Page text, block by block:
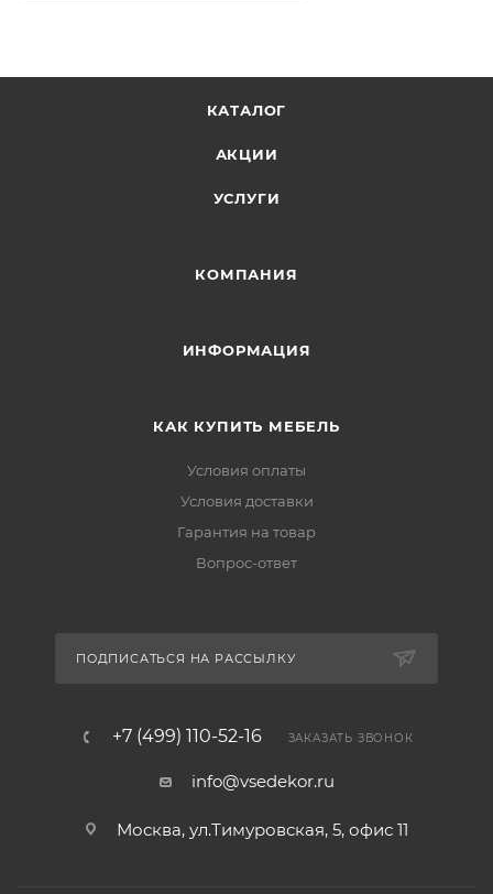
КАТАЛОГ
АКЦИИ
УСЛУГИ
КОМПАНИЯ
ИНФОРМАЦИЯ
КАК КУПИТЬ МЕБЕЛЬ
Условия оплаты
Условия доставки
Гарантия на товар
Вопрос-ответ
ПОДПИСАТЬСЯ НА РАССЫЛКУ
+7 (499) 110-52-16 ЗАКАЗАТЬ ЗВОНОК
info@vsedekor.ru
Москва, ул.Тимуровская, 5, офис 11